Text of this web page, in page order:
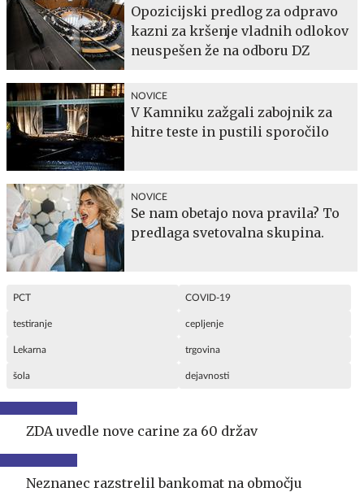
Opozicijski predlog za odpravo
kazni za kršenje vladnih odlokov
neuspešen že na odboru DZ
NOVICE
V Kamniku zažgali zabojnik za
hitre teste in pustili sporočilo
NOVICE
Se nam obetajo nova pravila? To
predlaga svetovalna skupina.
PCT COVID-19
testiranje cepljenje
Lekarna trgovina
šola dejavnosti
ZDA uvedle nove carine za 60 držav
Neznanec razstrelil bankomat na območju